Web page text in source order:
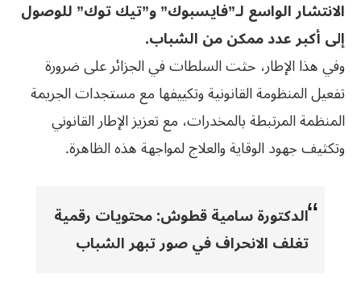
الانتشار الواسع لـ”فايسبوك” و”تيك توك” للوصول
إلى أكبر عدد ممكن من الشباب.
وفي هذا الإطار، حثت السلطات في الجزائر على ضرورة
تفعيل المنظومة القانونية وتكييفها مع مستجدات الجريمة
المنظمة المرتبطة بالمخدرات، مع تعزيز الإطار القانوني
وتكثيف جهود الوقاية والعلاج لمواجهة هذه الظاهرة.
الدكتورة سامية قطوش: محتويات رقمية
تغلف الانحراف في صور تبهر الشباب